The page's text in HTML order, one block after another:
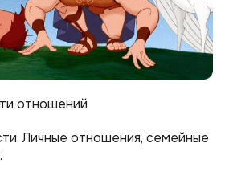
отношений
Личные отношения, семейные